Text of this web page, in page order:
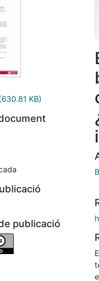
KB)
publicació